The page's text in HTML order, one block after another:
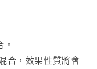
。
合，效果性質將會